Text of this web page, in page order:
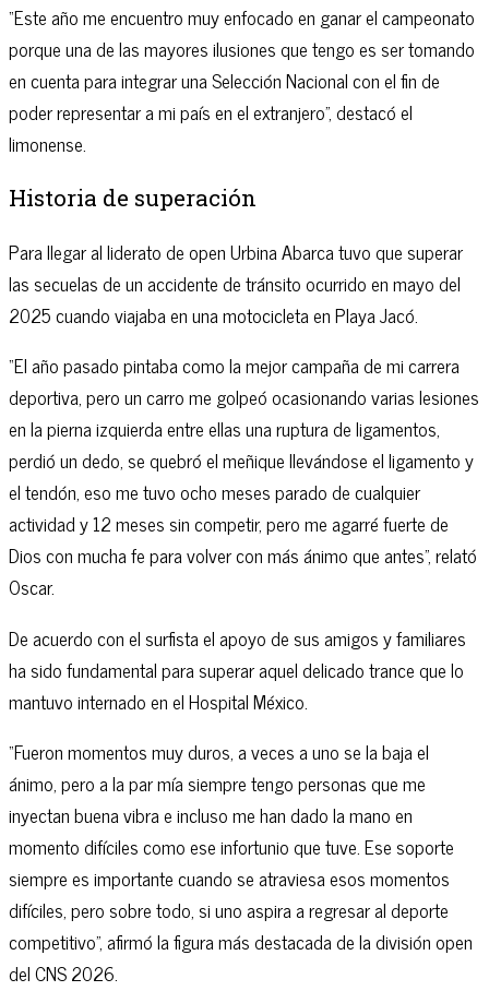
“Este año me encuentro muy enfocado en ganar el campeonato
porque una de las mayores ilusiones que tengo es ser tomando
en cuenta para integrar una Selección Nacional con el fin de
poder representar a mi país en el extranjero”, destacó el
limonense.
Historia de superación
Para llegar al liderato de open Urbina Abarca tuvo que superar
las secuelas de un accidente de tránsito ocurrido en mayo del
2025 cuando viajaba en una motocicleta en Playa Jacó.
“El año pasado pintaba como la mejor campaña de mi carrera
deportiva, pero un carro me golpeó ocasionando varias lesiones
en la pierna izquierda entre ellas una ruptura de ligamentos,
perdió un dedo, se quebró el meñique llevándose el ligamento y
el tendón, eso me tuvo ocho meses parado de cualquier
actividad y 12 meses sin competir, pero me agarré fuerte de
Dios con mucha fe para volver con más ánimo que antes”, relató
Oscar.
De acuerdo con el surfista el apoyo de sus amigos y familiares
ha sido fundamental para superar aquel delicado trance que lo
mantuvo internado en el Hospital México.
“Fueron momentos muy duros, a veces a uno se la baja el
ánimo, pero a la par mía siempre tengo personas que me
inyectan buena vibra e incluso me han dado la mano en
momento difíciles como ese infortunio que tuve. Ese soporte
siempre es importante cuando se atraviesa esos momentos
difíciles, pero sobre todo, si uno aspira a regresar al deporte
competitivo”, afirmó la figura más destacada de la división open
del CNS 2026.